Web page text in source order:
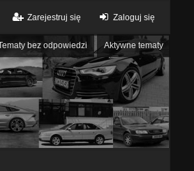
Zaloguj się
Zarejestruj się
bez odpowiedzi Aktywne tematy